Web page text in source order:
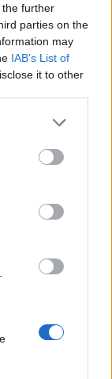
further
parties on the
may
IAB’s List of
it to other
more Google
may click to
party tags to
below Google
μας,
έξω από